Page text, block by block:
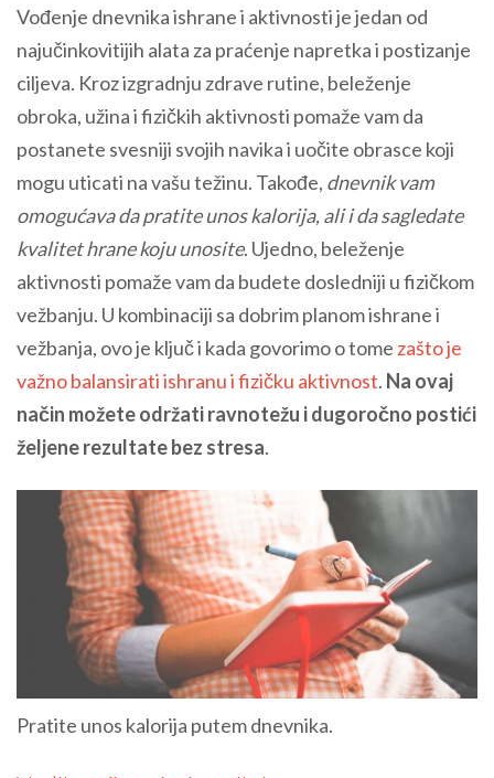
Vođenje dnevnika ishrane i aktivnosti je jedan od
najučinkovitijih alata za praćenje napretka i postizanje
ciljeva. Kroz izgradnju zdrave rutine, beleženje
obroka, užina i fizičkih aktivnosti pomaže vam da
postanete svesniji svojih navika i uočite obrasce koji
mogu uticati na vašu težinu. Takođe, dnevnik vam
omogućava da pratite unos kalorija, ali i da sagledate
kvalitet hrane koju unosite. Ujedno, beleženje
aktivnosti pomaže vam da budete dosledniji u fizičkom
vežbanju. U kombinaciji sa dobrim planom ishrane i
vežbanja, ovo je ključ i kada govorimo o tome zašto je
važno balansirati ishranu i fizičku aktivnost. Na ovaj
način možete održati ravnotežu i dugoročno postići
željene rezultate bez stresa.
Pratite unos kalorija putem dnevnika.